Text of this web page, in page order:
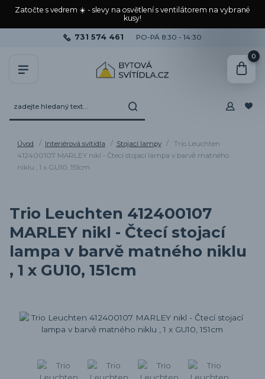
Zatočte s vedrem ☀️ - slevy na osvětlení s ventilátorem na vybrané
kusy!
731 574 461 PO-PÁ 8:30 - 14:30
0
Úvod Interiérová svítidla Stojací lampy
Trio Leuchten
412400107 MARLEY nikl - Čtecí stojací lampa v barvě matného
niklu , 1 x GU10, 151cm
Trio Leuchten 412400107
MARLEY nikl - Čtecí stojací
lampa v barvě matného niklu
, 1 x GU10, 151cm